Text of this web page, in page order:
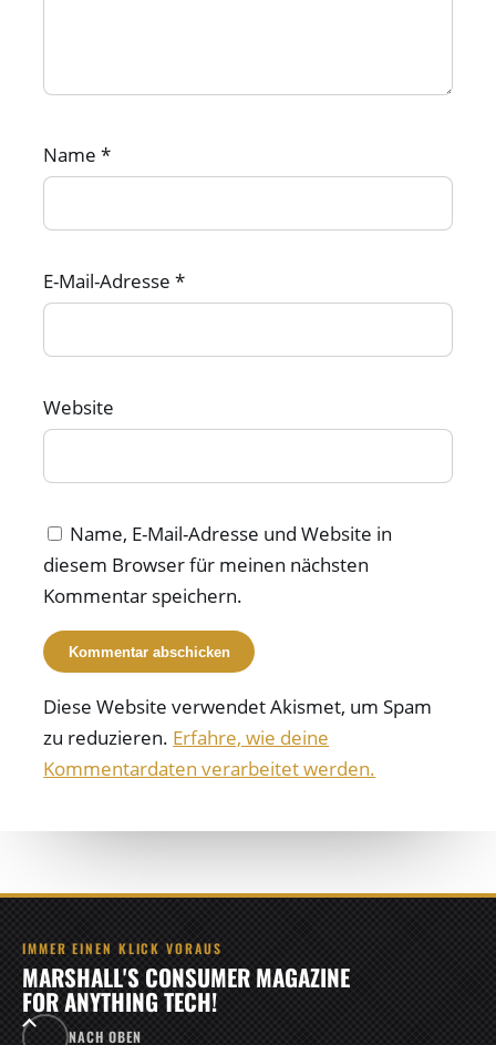
Name*
E-Mail-Adresse*
Website
Name, E-Mail-Adresse und Website in
diesem Browser für meinen nächsten
Kommentar speichern.
Diese Website verwendet Akismet, um Spam
zu reduzieren. Erfahre, wie deine
Kommentardaten verarbeitet werden.
IMMER EINEN KLICK VORAUS
MARSHALL'S CONSUMER MAGAZINE
FOR ANYTHING TECH!
NACH OBEN